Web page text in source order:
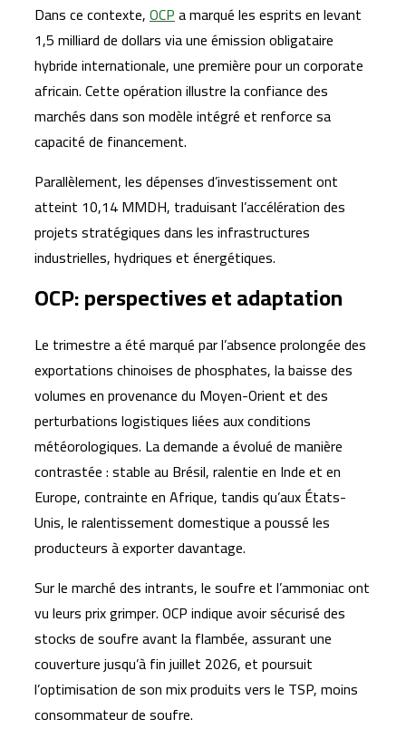
Dans ce contexte,OCPa marqué les esprits en levant
1,5 milliard de dollars via une émission obligataire
hybride internationale, une première pour un corporate
africain. Cette opération illustre la confiance des
marchés dans son modèle intégré et renforce sa
capacité de financement.
Parallèlement, les dépenses d’investissement ont
atteint 10,14 MMDH, traduisant l’accélération des
projets stratégiques dans les infrastructures
industrielles, hydriques et énergétiques.
OCP: perspectives et adaptation
Le trimestre a été marqué par l’absence prolongée des
exportations chinoises de phosphates, la baisse des
volumes en provenance du Moyen-Orient et des
perturbations logistiques liées aux conditions
météorologiques. La demande a évolué de manière
contrastée : stable au Brésil, ralentie en Inde et en
Europe, contrainte en Afrique, tandis qu’aux États-
Unis, le ralentissement domestique a poussé les
producteurs à exporter davantage.
Sur le marché des intrants, le soufre et l’ammoniac ont
vu leurs prix grimper. OCP indique avoir sécurisé des
stocks de soufre avant la flambée, assurant une
couverture jusqu’à fin juillet 2026, et poursuit
l’optimisation de son mix produits vers le TSP, moins
consommateur de soufre.